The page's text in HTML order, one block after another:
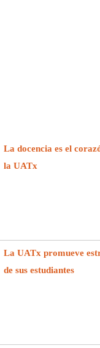
La docencia es el
la UATx
La UATx promueve
de sus estudiantes